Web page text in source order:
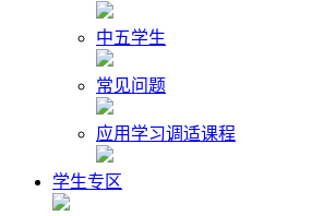
中五学生
常见问题
应用学习调适课程
学生专区